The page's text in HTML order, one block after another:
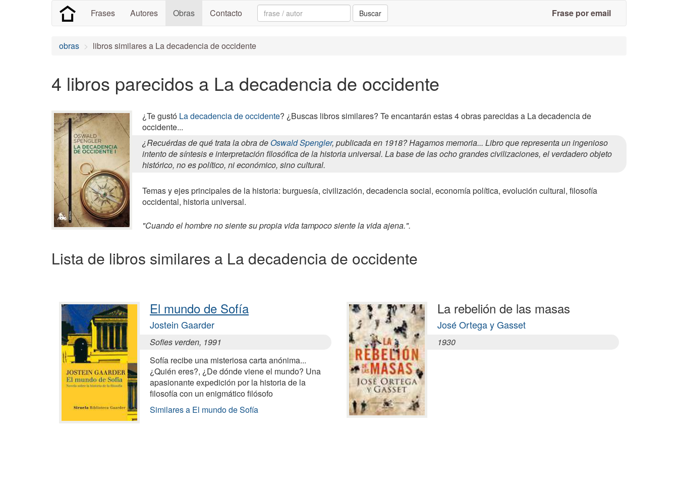
Frases Autores Obras Contacto Search: Buscar Frase por email
obras libros similares a La decadencia de occidente
4 libros parecidos a La decadencia de occidente
¿Te gustó La decadencia de occidente? ¿Buscas libros similares? Te encantarán estas 4 obras parecidas a La decadencia de
occidente...
¿Recuérdas de qué trata la obra de Oswald Spengler, publicada en 1918? Hagamos memoria... Libro que representa un ingenioso
intento de síntesis e interpretación filosófica de la historia universal. La base de las ocho grandes civilizaciones, el verdadero objeto
histórico, no es político, ni económico, sino cultural.
Temas y ejes principales de la historia: burguesía, civilización, decadencia social, economía política, evolución cultural, filosofía
occidental, historia universal.
"Cuando el hombre no siente su propia vida tampoco siente la vida ajena.".
Lista de libros similares a La decadencia de occidente
El mundo de Sofía
Jostein Gaarder
Sofies verden, 1991
Sofía recibe una misteriosa carta anónima...
¿Quién eres?, ¿De dónde viene el mundo? Una
apasionante expedición por la historia de la
filosofía con un enigmático filósofo
Similares a El mundo de Sofía
La rebelión de las masas
José Ortega y Gasset
1930